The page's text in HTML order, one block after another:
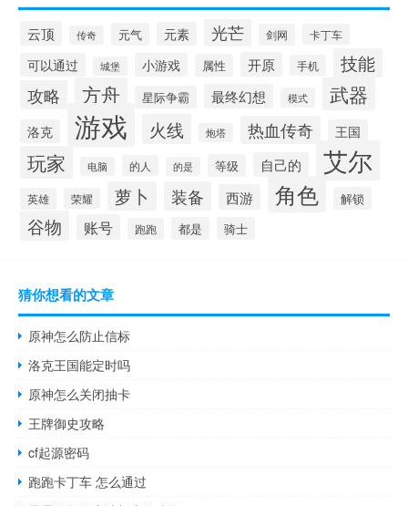
云顶 传奇 元气 元素 光芒 剑网 卡丁车
可以通过 城堡 小游戏 属性 开原 手机
技能
攻略
方舟 星际争霸 最终幻想 模式 武器
洛克 游戏 火线 炮塔 热血传奇 王国
玩家 电脑 的人 的是 等级 自己的 艾尔
英雄 荣耀 萝卜 装备 西游 角色 解锁
谷物 账号 跑跑 都是 骑士
猜你想看的文章
原神怎么防止信标
洛克王国能定时吗
原神怎么关闭抽卡
王牌御史攻略
cf起源密码
跑跑卡丁车 怎么通过